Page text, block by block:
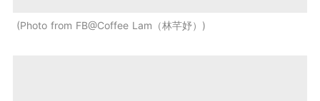
Photo from FB@Coffee Lam（林芊妤）